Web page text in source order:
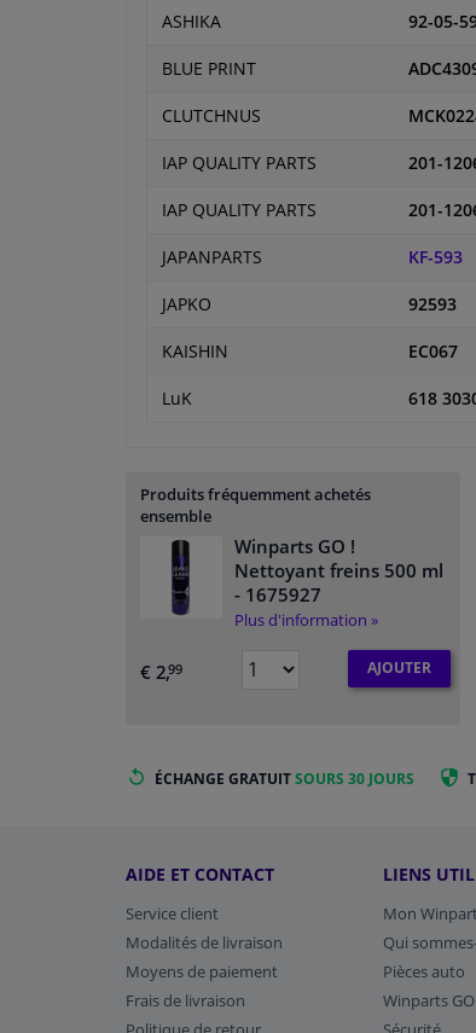
ASHIKA 92-05-
BLUE PRINT
CLUTCHNUS
IAP QUALITY PARTS 201-
IAP QUALITY PARTS 201-
JAPANPARTS KF-593
JAPKO 92593
KAISHIN EC067
LuK 618
Produits fréquemment achetés
ensemble
Winparts GO !
Nettoyant freins 500 ml
- 1675927
Plus d'information »
€ 2,99 AJOUTER
ÉCHANGE GRATUITSOURS 30 JOURS
AIDE ET CONTACT
Service client
Modalités de livraison
Moyens de paiement
Frais de livraison
LIENS
Mon
Qui
Pièces auto
Winparts